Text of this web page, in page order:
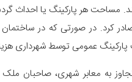
کرد. در صورتی که در
عمومی توسط شهرداری
به معابر شهری، صاحبان